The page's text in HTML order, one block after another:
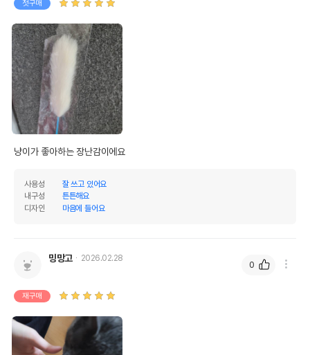
첫구매
냥이가 좋아하는 장난감이에요
사용성
잘 쓰고 있어요
내구성
튼튼해요
디자인
마음에 들어요
밍망고 2026.02.28
재구매
0